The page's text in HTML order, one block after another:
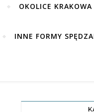
OKOLICE KRAKOWA
INNE FORMY